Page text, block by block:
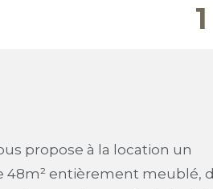
propose à la location un
48m² entièrement meublé,